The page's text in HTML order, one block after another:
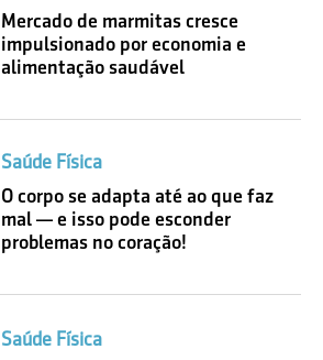
Mercado de marmitas cresce
impulsionado por economia e
alimentação saudável
Saúde Física
O corpo se adapta até ao que faz
mal — e isso pode esconder
problemas no coração!
Saúde Física